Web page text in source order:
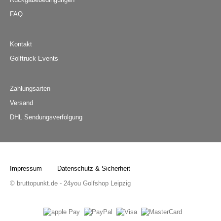
FAQ
Kontakt
Golftruck Events
Zahlungsarten
Versand
DHL Sendungsverfolgung
Impressum
Datenschutz & Sicherheit
© bruttopunkt.de - 24you Golfshop Leipzig